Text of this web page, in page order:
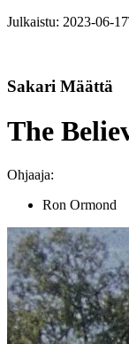
Julkaistu: 2023-06-
Sakari Määttä
The
Ohjaaja:
Ron Ormond